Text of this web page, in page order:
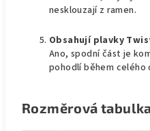
nesklouzají z ramen.
Obsahují plavky
Ano, spodní část je
pohodlí během celého
Rozměrová